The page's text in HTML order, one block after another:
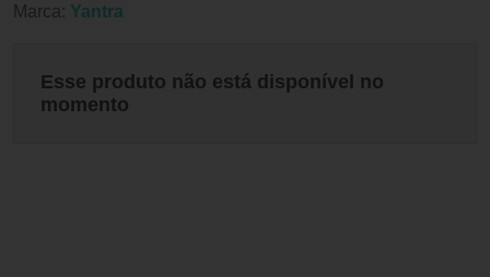
Marca: Yantra
Esse produto não está disponível no
momento